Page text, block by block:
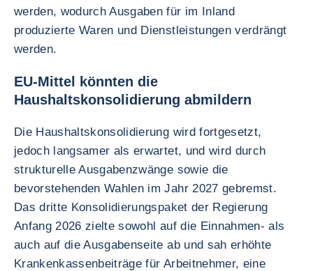
werden, wodurch Ausgaben für im Inland
produzierte Waren und Dienstleistungen verdrängt
werden.
EU-Mittel könnten die
Haushaltskonsolidierung abmildern
Die Haushaltskonsolidierung wird fortgesetzt,
jedoch langsamer als erwartet, und wird durch
strukturelle Ausgabenzwänge sowie die
bevorstehenden Wahlen im Jahr 2027 gebremst.
Das dritte Konsolidierungspaket der Regierung
Anfang 2026 zielte sowohl auf die Einnahmen- als
auch auf die Ausgabenseite ab und sah erhöhte
Krankenkassenbeiträge für Arbeitnehmer, eine